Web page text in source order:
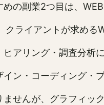
の副業2つ目は、WEB
クライアントが求める
アリング・調査分析
ン・コーディング・
せんが、グラフィッ